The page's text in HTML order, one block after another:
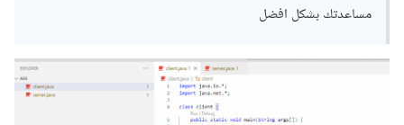
مساعدتك بشكل افضل